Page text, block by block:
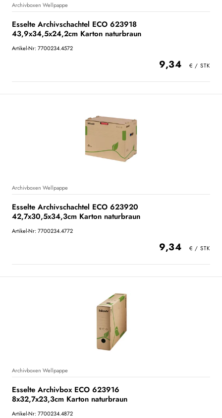
Archivboxen Wellpappe
Esselte Archivschachtel ECO 623918
43,9x34,5x24,2cm Karton naturbraun
Artikel-Nr: 7700234.4572
9,34
Archivboxen Wellpappe
Esselte Archivschachtel ECO 623920
42,7x30,5x34,3cm Karton naturbraun
Artikel-Nr: 7700234.4772
9,34
Archivboxen Wellpappe
Esselte Archivbox ECO 623916
8x32,7x23,3cm Karton naturbraun
Artikel-Nr: 7700234.4872